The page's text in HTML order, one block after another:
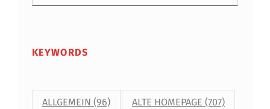
KEYWORDS
ALLGEMEIN (96) ALTE HOMEPAGE (707)